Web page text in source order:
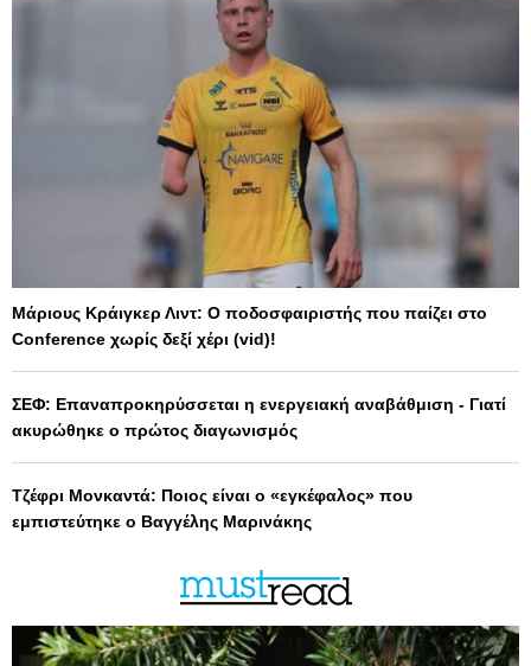
Μάριους Κράιγκερ Λιντ: Ο ποδοσφαιριστής που παίζει στο
Conference χωρίς δεξί χέρι (vid)!
ΣΕΦ: Επαναπροκηρύσσεται η ενεργειακή αναβάθμιση - Γιατί
ακυρώθηκε ο πρώτος διαγωνισμός
Τζέφρι Μονκαντά: Ποιος είναι ο «εγκέφαλος» που
εμπιστεύτηκε ο Βαγγέλης Μαρινάκης